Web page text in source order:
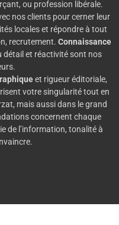
ou profession libérale.
nos clients pour cerner leur
locales et répondre à tout
recrutement. Connaissance
détail et réactivité sont nos
et rigueur éditoriale,
votre singularité tout en
mais aussi dans le grand
concernent chaque
de l’information, tonalité à